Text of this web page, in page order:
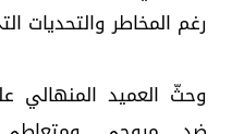
رغم المخاطر والتحديات
وحثّ العميد المنهالي